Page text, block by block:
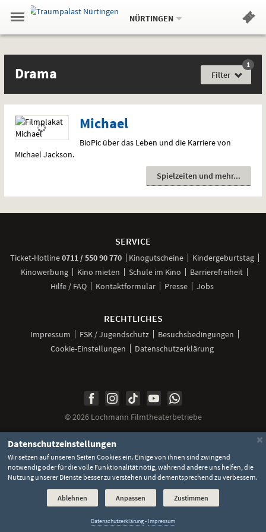
Springe
zum
,zum
.
Navigation
Gehe
zur
Standortauswahl
Standort:
NÜRTINGEN.
Hinweis
Drama
Gefühlslage
Drama Filter
1 Film
Michael
BioPic über das Leben und die Karriere von
Michael Jackson.
Spielzeiten und mehr
SERVICE
Ticket-Hotline0711 / 550 90 770anrufen
Kinogutscheine
Kindergeburtstag
Kinowerbung
Kino mieten Schule im Kino
Barrierefreiheit
Hilfe / FAQ
Kontaktformular Presse Jobs
RECHTLICHES
Impressum FSK / Jugendschutz
Besuchsbedingungen
Cookie-Einstellungen
Datenschutzerklärung
Unsere
Seite
Facebook
Unsere
Seite
Instagram
Unsere
Seite
bei
TikTok
Unser
Kanal
YouTube
Unser
Kanal
bei
WhatsApp
©2026 Lochmann Filmtheaterbetriebe
×
Datenschutzeinstellungen
Wir setzen auf unseren Seiten Cookies ein. Einige von ihnen sind zwingend
notwendig oder für die volle Funktionalität nötig, während andere uns helfen, die
Nutzung unserer Dienste besser zu verstehen und dementsprechend zu verbessern.
Ablehnen Anpassen Zustimmen
Datenschutzerklärung- Impressum